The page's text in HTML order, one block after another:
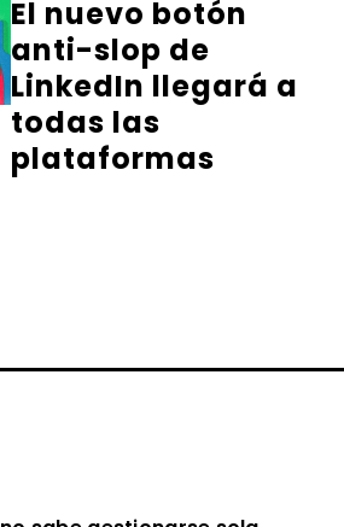
El nuevo botón
anti-slop de
LinkedIn llegará a
todas las
plataformas